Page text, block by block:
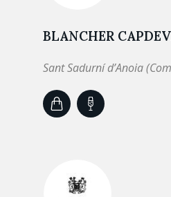
BLANCHER
Sant Sadurní d’Anoia